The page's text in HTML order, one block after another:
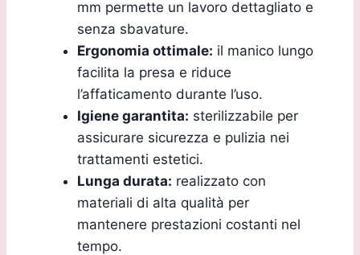
mm permette un lavoro dettagliato e
senza sbavature.
Ergonomia ottimale: il manico lungo
facilita la presa e riduce
l’affaticamento durante l’uso.
Igiene garantita: sterilizzabile per
assicurare sicurezza e pulizia nei
trattamenti estetici.
Lunga durata: realizzato con
materiali di alta qualità per
mantenere prestazioni costanti nel
tempo.